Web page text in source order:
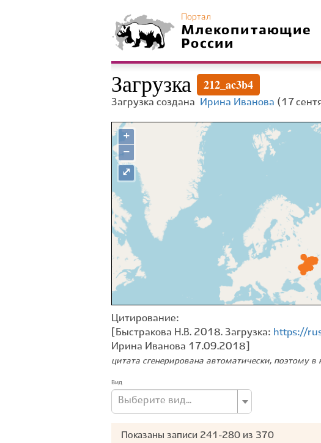
Портал
Млекопитающие
России
Загрузка 212_ac3b4
Загрузка создана Ирина Иванова (17
+
−
⤢
Цитирование:
[Быстракова Н.В. 2018. Загрузка: https://
Ирина Иванова 17.09.2018]
цитата сгенерирована автоматически, поэтому
Вид
Выберите вид...
Показаны записи 241-280 из 370